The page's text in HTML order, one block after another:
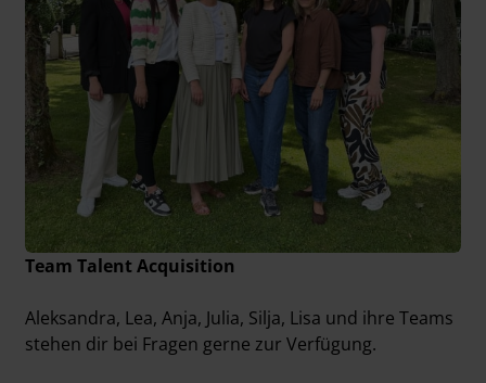
Team Talent Acquisition
Aleksandra, Lea, Anja, Julia, Silja, Lisa und ihre Teams
stehen dir bei Fragen gerne zur Verfügung.